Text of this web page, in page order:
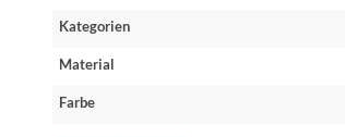
Kategorien
Material
Farbe